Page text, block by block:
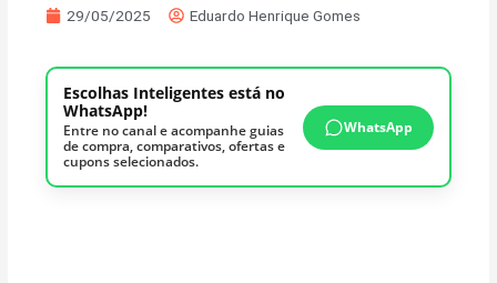
29/05/2025 Eduardo Henrique Gomes
Escolhas Inteligentes está no
WhatsApp!
Entre no canal e acompanhe guias
de compra, comparativos, ofertas e
cupons selecionados.
WhatsApp